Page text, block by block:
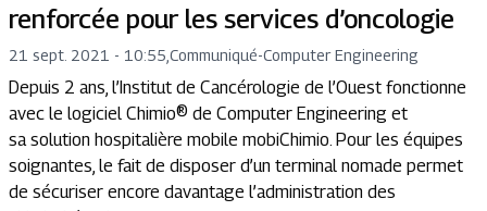
renforcée pour les services d’oncologie
21 sept. 2021 - 10:55 Communiqué-Computer Engineering
Depuis 2 ans, l’Institut de Cancérologie de l’Ouest fonctionne
avec le logiciel Chimio® de Computer Engineering et
sa solution hospitalière mobile mobiChimio. Pour les équipes
soignantes, le fait de disposer d’un terminal nomade permet
de sécuriser encore davantage l’administration des